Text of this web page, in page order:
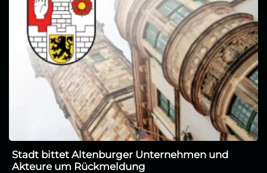
Stadt bittet Altenburger Unternehmen und
Akteure um Rückmeldung